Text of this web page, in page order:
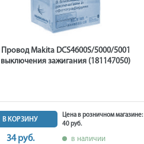
Провод Makita DCS4600S/5000/5001
выключения зажигания (181147050)
В КОРЗИНУ
34 руб.
Цена в розничном магазине:
40 руб.
в наличии